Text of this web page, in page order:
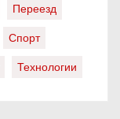
Переезд
Спорт
Технологии